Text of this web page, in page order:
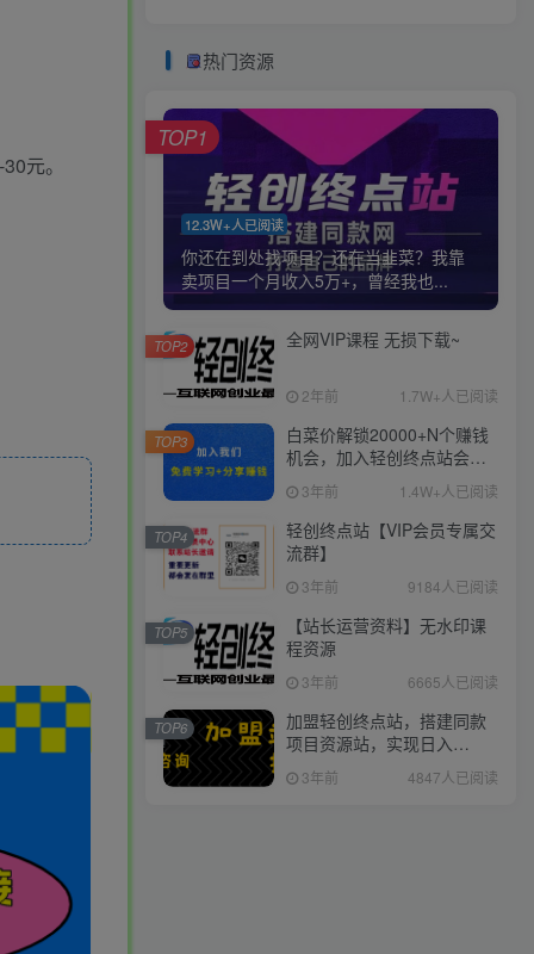
元。
热门资源
12.3W+人已阅读
你还在到处找项目？还在当韭菜？我靠
卖项目一个月收入5万+，曾经我也...
TOP1
全网VIP课程 无损下载~
2年前 1.7W+人已阅读
TOP2
白菜价解锁20000+N个赚钱
机会，加入轻创终点站会
员，全站资源免费学习。
3年前 1.4W+人已阅读
TOP3
轻创终点站【VIP会员专属交
流群】
3年前 9184人已阅读
TOP4
【站长运营资料】无水印课
程资源
3年前 6665人已阅读
TOP5
加盟轻创终点站，搭建同款
项目资源站，实现日入
2000+
3年前 4847人已阅读
TOP6